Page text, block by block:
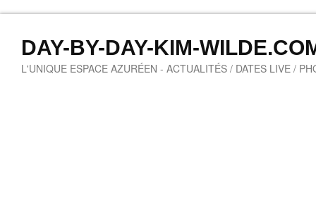
DAY-BY-DAY-KIM-
L'UNIQUE ESPACE AZURÉEN - ACTUALITÉS / DATES LIVE /